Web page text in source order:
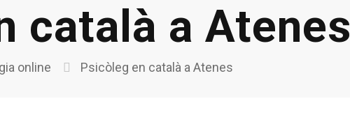
català a Atenes
online Psicòleg en català a Atenes